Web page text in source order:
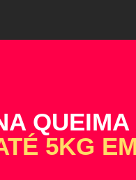
5KG